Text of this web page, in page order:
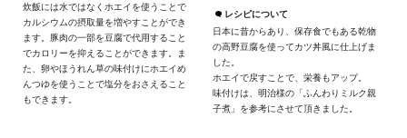
炊飯には水ではなくホエイを使うことで
カルシウムの摂取量を増やすことができ
ます。豚肉の一部を豆腐で代用すること
でカロリーを抑えることができます。ま
た、卵やほうれん草の味付けにホエイめ
んつゆを使うことで塩分をおさえること
もできます。
レシピについて
日本に昔からあり、保存食でもある乾物
の高野豆腐を使ってカツ丼風に仕上げま
した。
ホエイで戻すことで、栄養もアップ。
味付けは、明治様の「ふんわりミルク親
子煮」を参考にさせて頂きました。